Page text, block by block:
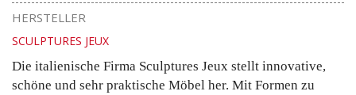
HERSTELLER
SCULPTURES JEUX
Die italienische Firma Sculptures Jeux stellt innovative,
schöne und sehr praktische Möbel her. Mit Formen zu